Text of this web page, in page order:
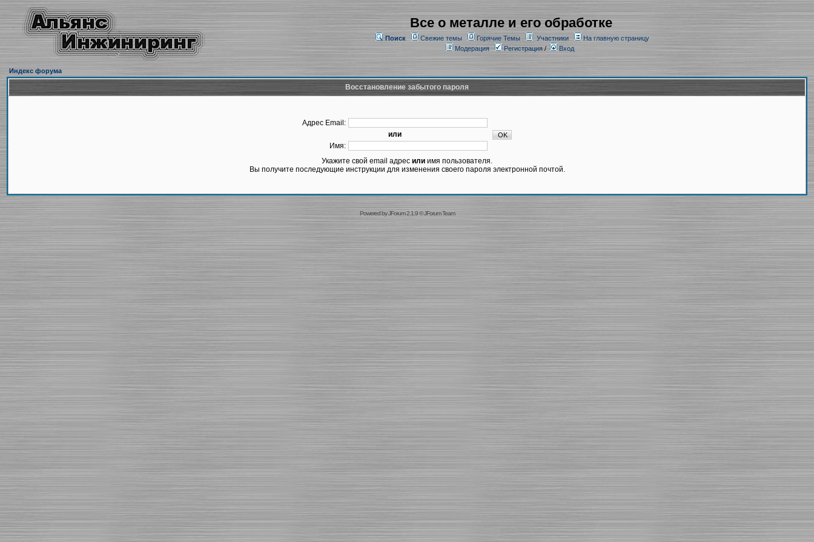
Все о металле и его обработке
Поиск Свежие темы Горячие Темы Участники
На главную страницу
Модерация
Регистрация/ Вход
Индекс форума
Восстановление забытого пароля
Адрес Email:
или
Имя:
Укажите свой email адрес или имя пользователя.
Вы получите последующие инструкции для изменения своего пароля электронной почтой.
Powered byJForum 2.1.9©JForum Team